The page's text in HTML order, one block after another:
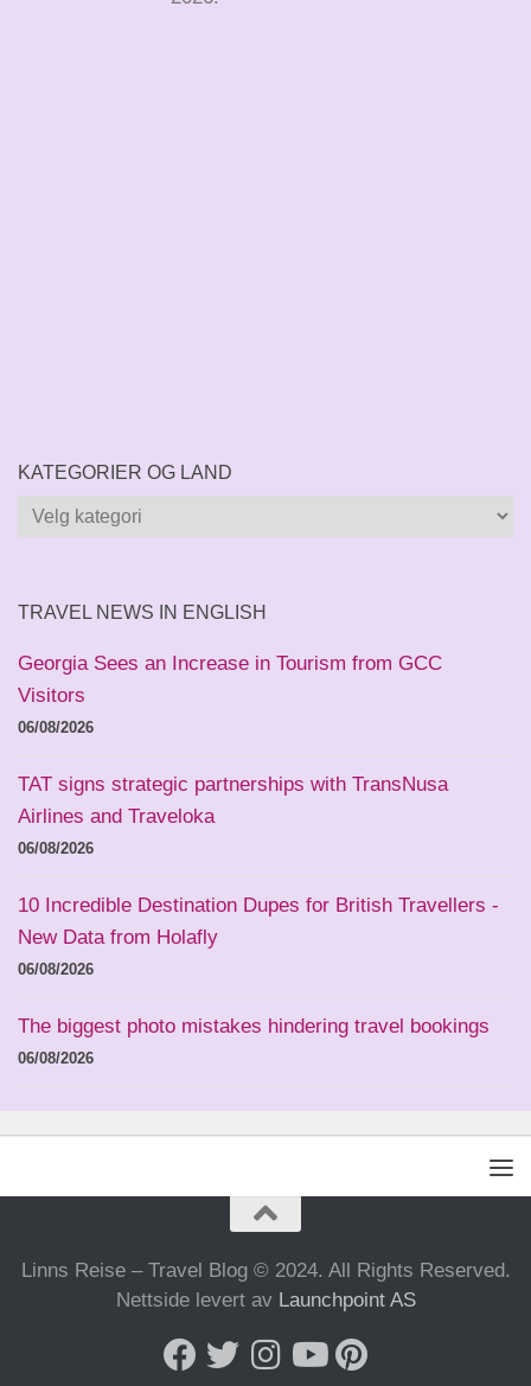
KATEGORIER OG LAND
Kategorier
TRAVEL NEWS IN ENGLISH
Georgia Sees an Increase in Tourism from GCC
Visitors
06/08/2026
TAT signs strategic partnerships with TransNusa
Airlines and Traveloka
06/08/2026
10 Incredible Destination Dupes for British Travellers -
New Data from Holafly
06/08/2026
The biggest photo mistakes hindering travel bookings
06/08/2026
Linns Reise – Travel Blog © 2024. All Rights Reserved.
Nettside levert av Launchpoint AS